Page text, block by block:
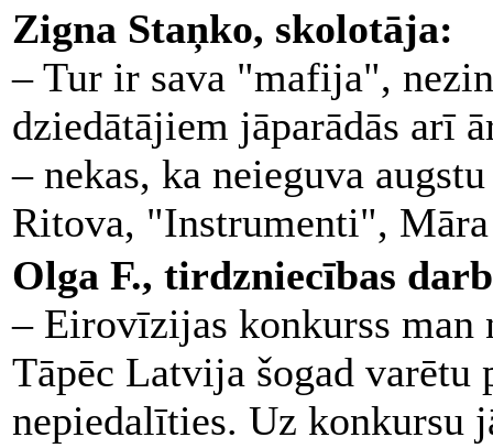
Zigna Staņko, skolotāja:
– Tur ir sava "mafija",
dziedātājiem jāparādās arī
– nekas, ka neieguva
Ritova, "Instrumenti",
Olga F., tirdzniecības
– Eirovīzijas konkurss man
Tāpēc Latvija šogad
nepiedalīties. Uz konkursu